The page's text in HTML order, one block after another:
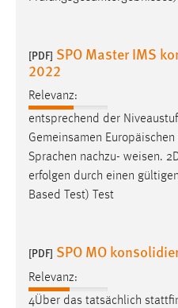
[PDF] SPO Master IMS
2022
Relevanz:
entsprechend der
Gemeinsamen
Sprachen nachzu- weisen.
erfolgen durch einen
Based Test) Test
[PDF] SPO MO
Relevanz:
4Über das tatsächlich
Diese Informationen
unsere Besucher unsere
Matomo
Name:
Zweck:
Cookie Laufzeit:
Max. 13 Monate